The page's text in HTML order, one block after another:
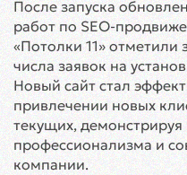
После запуска
работ по SEO-
«Потолки 11» отметили
числа заявок на
Новый сайт стал
привлечении новых
текущих,
профессионализма и
компании.